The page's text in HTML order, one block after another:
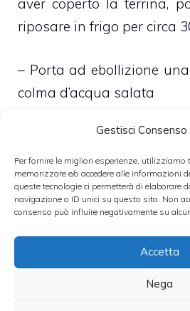
Gestisci Consenso
Per fornire le migliori esperienze, utilizziamo
memorizzare e/o accedere alle informazioni
queste tecnologie ci permetterà di elaborare
navigazione o ID unici su questo sito. Non
consenso può influire negativamente su
Accetta
Nega
aver coperto la terrina,
riposare in frigo per circa
– Porta ad ebollizione
colma d’acqua salata
– Versa la pasta fresca
pochissimi minuti, scolala
schiumarola e ponila
fredda del rubinetto
– Stendi la pasta sopra
e attendi che asciughi